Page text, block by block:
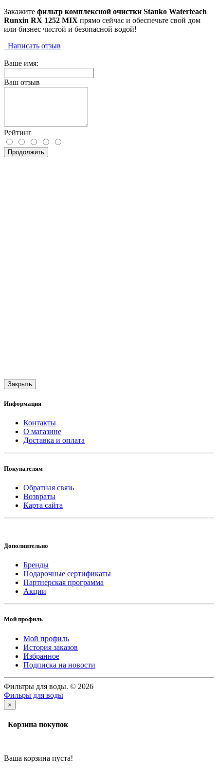
Закажите фильтр комплексной очистки Stanko Waterteach
Runxin RX 1252 MIX прямо сейчас и обеспечьте свой дом
или бизнес чистой и безопасной водой!
Написать отзыв
Ваше имя:
Ваш отзыв
Рейтинг
Продолжить
Закрыть
Информация
Контакты
О магазине
Доставка и оплата
Покупателям
Обратная связь
Возвраты
Карта сайта
Дополнительно
Бренды
Подарочные сертификаты
Партнерская программа
Акции
Мой профиль
Мой профиль
История заказов
Избранное
Подписка на новости
Фильтры для воды. © 2026
Фильры для воды
×
Корзина покупок
Ваша корзина пуста!